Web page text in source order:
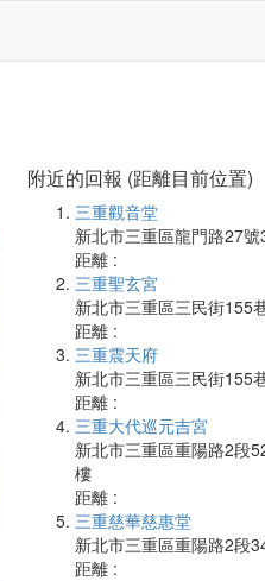
附近的回報 (距離目前位置)
三重觀音堂
新北市三重區龍門路27號
距離 :
三重聖玄宮
新北市三重區三民街155
距離 :
三重震天府
新北市三重區三民街155
距離 :
三重大代巡元吉宮
新北市三重區重陽路2段
樓
距離 :
三重慈華慈惠堂
新北市三重區重陽路2段
距離 :